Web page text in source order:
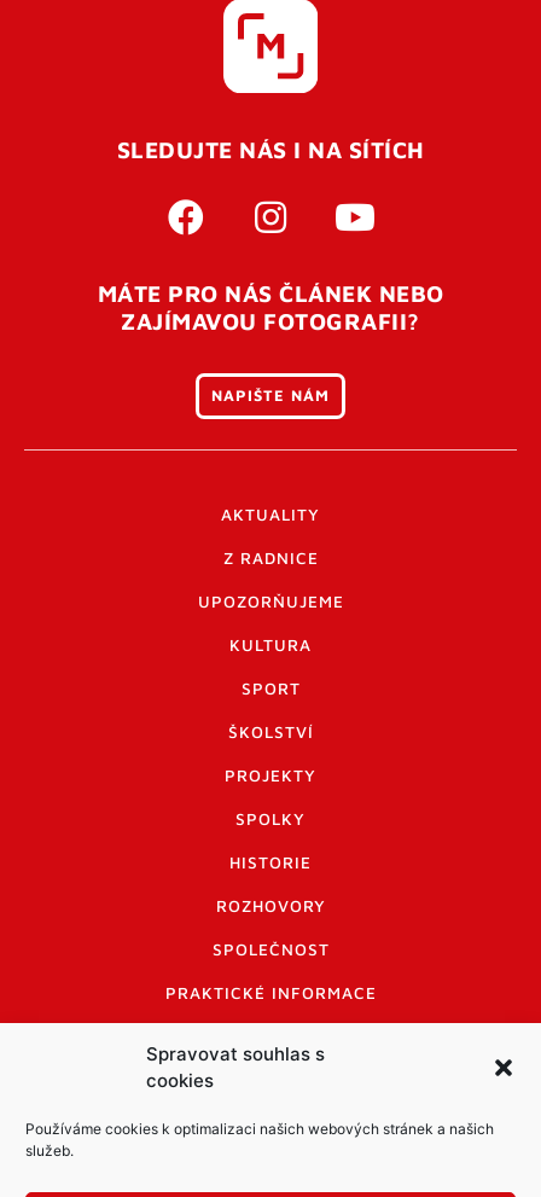
Spravovat souhlas s
cookies
Používáme cookies k optimalizaci našich webových stránek a našich
služeb.
SLEDUJTE NÁS I NA SÍTÍCH
MÁTE PRO NÁS ČLÁNEK NEBO
ZAJÍMAVOU FOTOGRAFII?
NAPIŠTE NÁM
AKTUALITY
Z RADNICE
UPOZORŇUJEME
KULTURA
SPORT
ŠKOLSTVÍ
PROJEKTY
SPOLKY
HISTORIE
ROZHOVORY
SPOLEČNOST
PRAKTICKÉ INFORMACE
INFORMACE A KODEX DISKUTUJÍCÍCH
LOGO A LOGO MANUÁL